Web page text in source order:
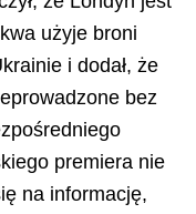
użyje broni
i dodał, że
bez
premiera nie
na informację,